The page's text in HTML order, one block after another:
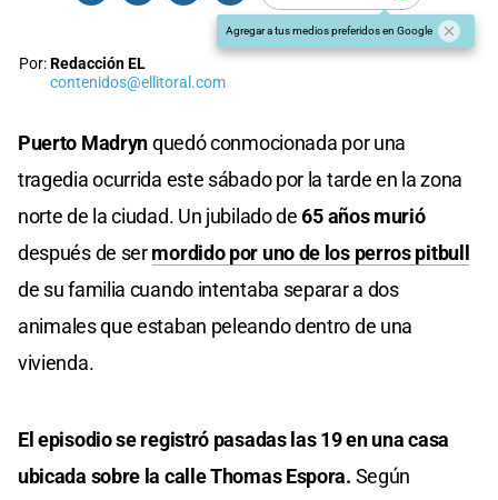
Agregar a tus medios preferidos en Google
Por:Redacción EL
contenidos@ellitoral.com
Puerto Madrynquedó conmocionada por una
tragedia ocurrida este sábado por la tarde en la zona
norte de la ciudad. Un jubilado de65 años murió
después de sermordido por uno de los perros pitbull
de su familia cuando intentaba separar a dos
animales que estaban peleando dentro de una
vivienda.
El episodio se registró pasadas las 19 en una casa
ubicada sobre la calle Thomas Espora. Según